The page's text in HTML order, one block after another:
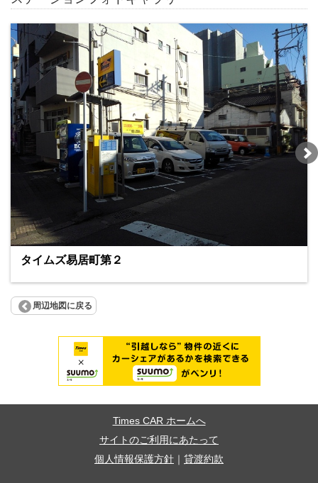
タイムズ易居町第２
周辺地図に戻る
Times CAR ホームへ
サイトのご利用にあたって
個人情報保護方針
貸渡約款